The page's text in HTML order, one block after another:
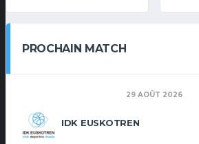
PROCHAIN MATCH
29 AOÛT 2026
IDK EUSKOTREN